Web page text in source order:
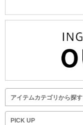
アイテムカテゴリから探す
PICK UP